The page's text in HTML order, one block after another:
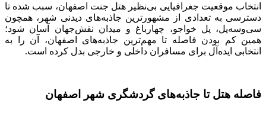
انتخاب موقعیت جغرافیایی بی‌نظیر هتل جنت اصفهان، سبب شده تا
دسترسی به تعدادی از مشهورترین جاذبه‌های دیدنی‌ شهر، همچون
سی‌وسه‌پل، پل خواجو، چهارباغ و میدان نقش‌جهان آسان شود؛
همین کم بودن فاصله تا مهم‌ترین جاذبه‌های اصفهان، آن را به
انتخابی ایده‌آل برای مسافران داخلی و خارجی بدل کرده است.
فاصله هتل تا جاذبه‌های گردشگری شهر اصفهان